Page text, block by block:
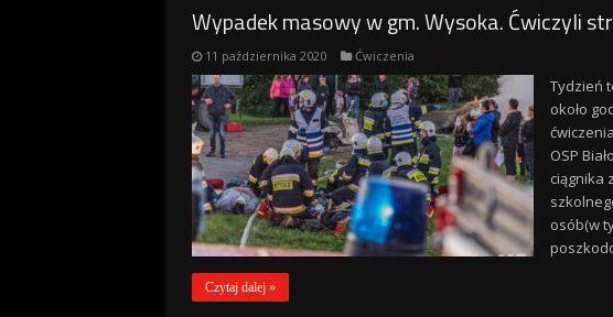
Wypadek masowy w gm. Wysoka. Ćwiczyli
11 października 2020 Ćwiczenia
Tydzień
około
OSP
ciągnika
osób(w
Czytaj dalej »